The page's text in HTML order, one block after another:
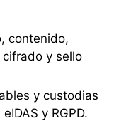
contenido,
y sello
y custodias
y RGPD.